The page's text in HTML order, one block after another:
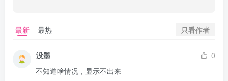
最新 最热 只看作者
没墨
0
不知道啥情况，显示不出来